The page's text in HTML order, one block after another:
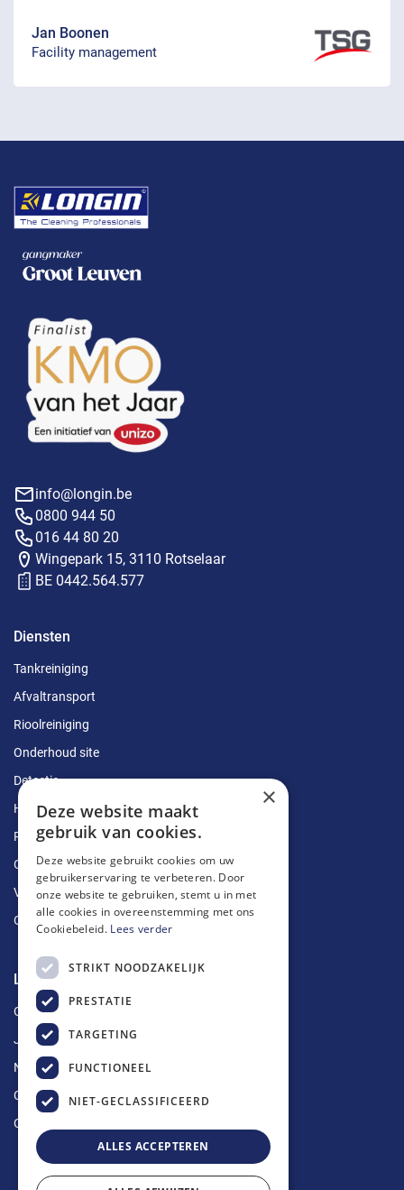
Jan Boonen
Facility management
info@longin.be
0800 944 50
016 44 80 20
Wingepark 15, 3110 Rotselaar
BE 0442.564.577
Diensten
Tankreiniging
Afvaltransport
Rioolreiniging
Onderhoud site
Detectie
Herstellingen
Ruimingen
Ontstoppingen
Vetputten
Ontkalking
Longin Service
Over ons
Jobs
Nieuws
Contact
Offerte aanvragen
×
Deze website maakt
gebruik van cookies.
Deze website gebruikt cookies om uw
gebruikerservaring te verbeteren. Door
onze website te gebruiken, stemt u in met
alle cookies in overeenstemming met ons
Cookiebeleid. Lees verder
STRIKT NOODZAKELIJK
PRESTATIE
TARGETING
FUNCTIONEEL
NIET-GECLASSIFICEERD
ALLES ACCEPTEREN